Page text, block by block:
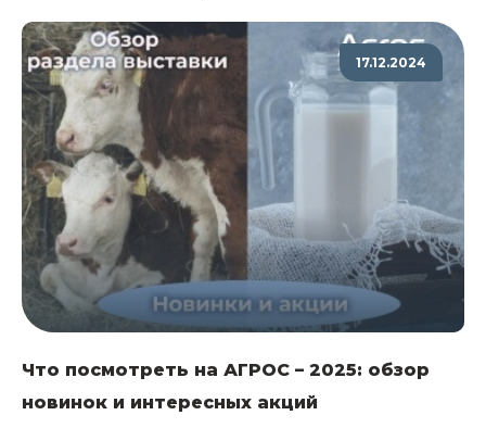
17.12.2024
Что посмотреть на АГРОС – 2025: обзор
новинок и интересных акций